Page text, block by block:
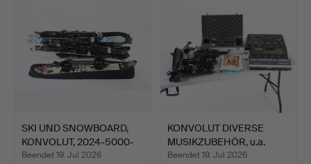
SKI UND SNOWBOARD,
KONVOLUT, 2024-5000-
BG2…
Beendet 19. Jul 2026
KONVOLUT DIVERSE
MUSIKZUBEHÖR, u.a.
Roland…
Beendet 19. Jul 2026